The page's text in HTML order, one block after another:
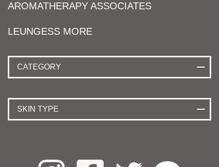
AROMATHERAPY ASSOCIATES
LEUNGESS MORE
CATEGORY
SKIN TYPE